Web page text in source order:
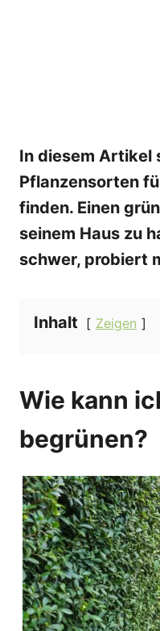
In diesem Artikel
Pflanzensorten
finden. Einen
seinem Haus zu
schwer, probiert
Inhalt Zeigen
Wie kann
begrünen?